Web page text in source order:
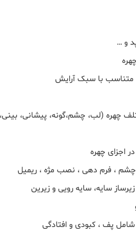
و …
متناسب با سبک آرایش
چهره (لب، چشم،گونه، پیشانی،
اجزای چهره
، فرم دهی ، نصب مژه ، ریمیل
سایه، سایه رویی و زیرین
پف ، کبودی و افتادگی